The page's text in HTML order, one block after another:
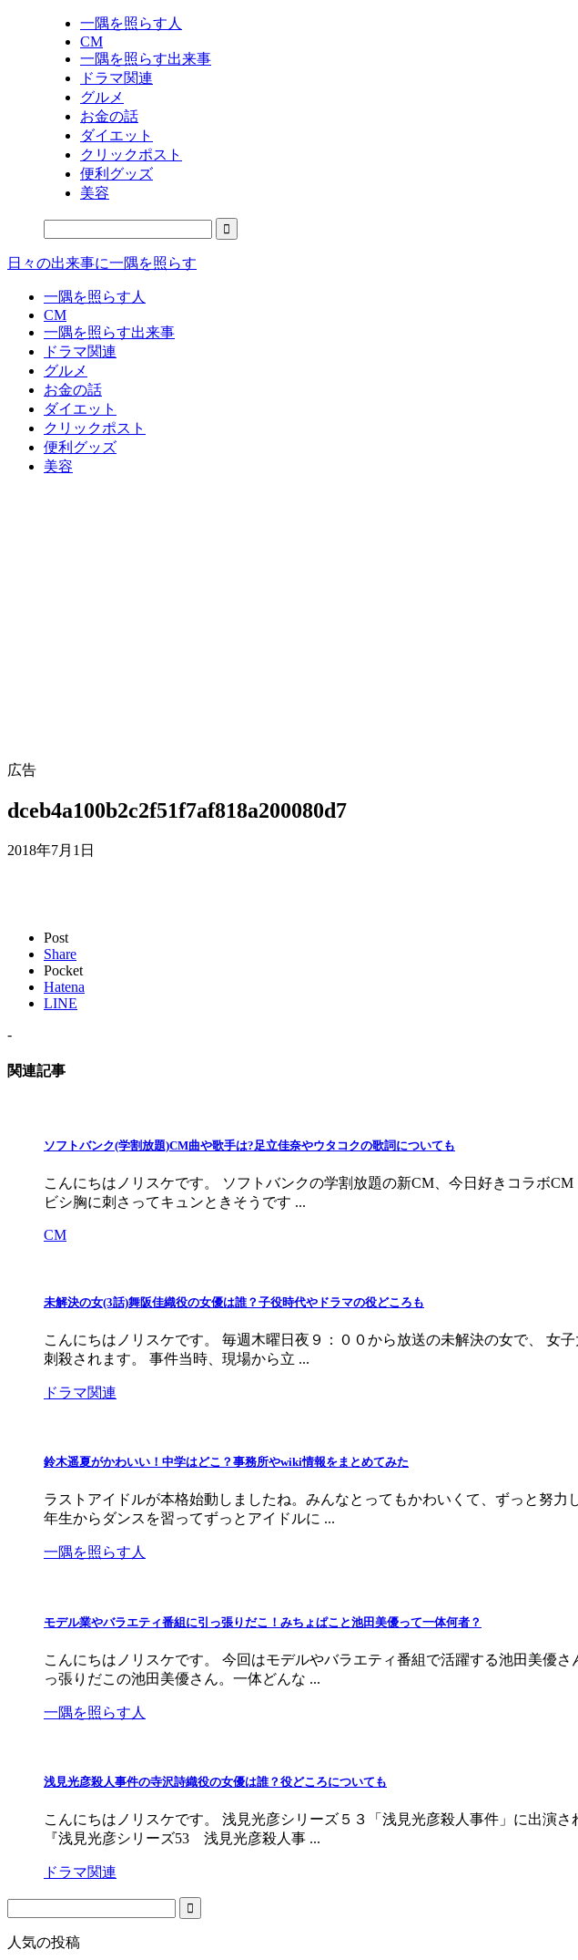
一隅を照らす人
CM
一隅を照らす出来事
ドラマ関連
グルメ
お金の話
ダイエット
クリックポスト
便利グッズ
美容
日々の出来事に一隅を照らす
一隅を照らす人
CM
一隅を照らす出来事
ドラマ関連
グルメ
お金の話
ダイエット
クリックポスト
便利グッズ
美容
広告
dceb4a100b2c2f51f7af818a200080d7
2018年7月1日
Post
Share
Pocket
Hatena
LINE
-
関連記事
ソフトバンク(学割放題)CM曲や歌手は?足立佳奈やウタコクの歌詞についても
こんにちはノリスケです。 ソフトバンクの学割放題の新CM、今日好きコラボ
ビシ胸に刺さってキュンときそうです ...
CM
未解決の女(3話)舞阪佳織役の女優は誰？子役時代やドラマの役どころも
こんにちはノリスケです。 毎週木曜日夜９：００から放送の未解決の女で、 女
刺殺されます。 事件当時、現場から立 ...
ドラマ関連
鈴木遥夏がかわいい！中学はどこ？事務所やwiki情報をまとめてみた
ラストアイドルが本格始動しましたね。みんなとってもかわいくて、ずっと努
年生からダンスを習ってずっとアイドルに ...
一隅を照らす人
モデル業やバラエティ番組に引っ張りだこ！みちょぱこと池田美優って一体何者？
こんにちはノリスケです。 今回はモデルやバラエティ番組で活躍する池田美優
っ張りだこの池田美優さん。一体どんな ...
一隅を照らす人
浅見光彦殺人事件の寺沢詩織役の女優は誰？役どころについても
こんにちはノリスケです。 浅見光彦シリーズ５３「浅見光彦殺人事件」に出演
『浅見光彦シリーズ53 浅見光彦殺人事 ...
ドラマ関連
人気の投稿